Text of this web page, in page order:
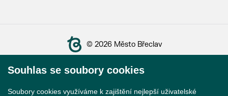
© 2026 Město Břeclav
Souhlas se soubory cookies
Soubory cookies využíváme k zajištění nejlepší uživatelské